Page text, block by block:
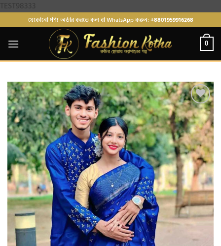
to
content
যেকোনো পণ্য অর্ডার করতে কল বা WhatsApp করুন: +8801959916268
0
Add to
wishlist